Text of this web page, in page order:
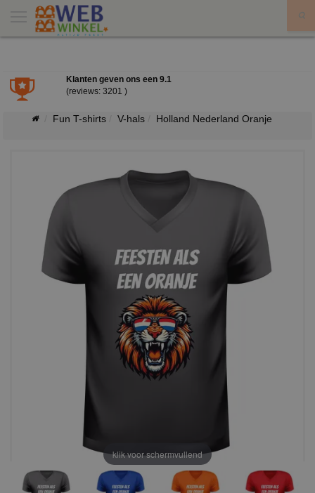
Klanten geven ons een 9.1
(reviews: 3201 )
Fun T-shirts V-hals Holland Nederland Oranje
klik voor schermvullend